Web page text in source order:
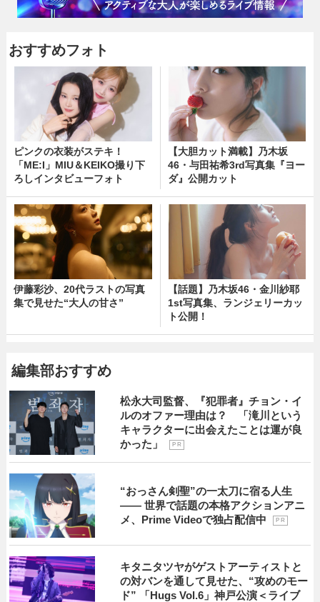
おすすめフォト
ピンクの衣装がステキ！
「ME:I」MIU＆KEIKO撮り下
ろしインタビューフォト
【大胆カット満載】乃木坂
46・与田祐希3rd写真集『ヨー
ダ』公開カット
伊藤彩沙、20代ラストの写真
集で見せた“大人の甘さ”
【話題】乃木坂46・金川紗耶
1st写真集、ランジェリーカッ
ト公開！
編集部おすすめ
松永大司監督、『犯罪者』チョン・イ
ルのオファー理由は？ 「滝川という
キャラクターに出会えたことは運が良
かった」
P R
“おっさん剣聖”の一太刀に宿る人生
―― 世界で話題の本格アクションアニ
メ、Prime Videoで独占配信中
P R
キタニタツヤがゲストアーティストと
の対バンを通して見せた、“攻めのモー
ド” 「Hugs Vol.6」神戸公演＜ライブ